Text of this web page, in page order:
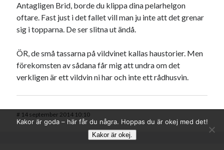
Antagligen Brid, borde du klippa dina pelarhelgon
oftare. Fast just i det fallet vill man ju inte att det grenar
sig i topparna. De ser slitna ut ändå.
ÖR, de små tassarna på vildvinet kallas haustorier. Men
förekomsten av sådana får mig att undra om det
verkligen är ett vildvin ni har och inte ett rådhusvin.
# 14 september 2014 10:10
Kakor är goda – här får du några. Hoppas du är okej med det!
Kakor är okej.